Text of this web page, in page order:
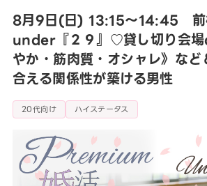
8月9日(日) 13:15〜14:45 前
under『２９』♡貸し切り会
やか・筋肉質・オシャレ》な
合える関係性が築ける男性
20代向け ハイステータス